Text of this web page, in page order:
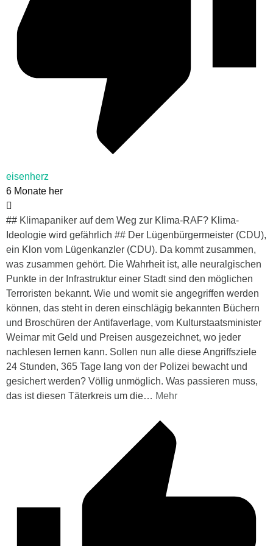
eisenherz
6 Monate her
## Klimapaniker auf dem Weg zur Klima-RAF? Klima-
Ideologie wird gefährlich ## Der Lügenbürgermeister (CDU),
ein Klon vom Lügenkanzler (CDU). Da kommt zusammen,
was zusammen gehört. Die Wahrheit ist, alle neuralgischen
Punkte in der Infrastruktur einer Stadt sind den möglichen
Terroristen bekannt. Wie und womit sie angegriffen werden
können, das steht in deren einschlägig bekannten Büchern
und Broschüren der Antifaverlage, vom Kulturstaatsminister
Weimar mit Geld und Preisen ausgezeichnet, wo jeder
nachlesen lernen kann. Sollen nun alle diese Angriffsziele
24 Stunden, 365 Tage lang von der Polizei bewacht und
gesichert werden? Völlig unmöglich. Was passieren muss,
das ist diesen Täterkreis um die… Mehr